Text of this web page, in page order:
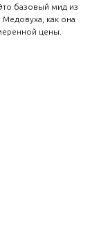
базовый мид из
как она
цены.